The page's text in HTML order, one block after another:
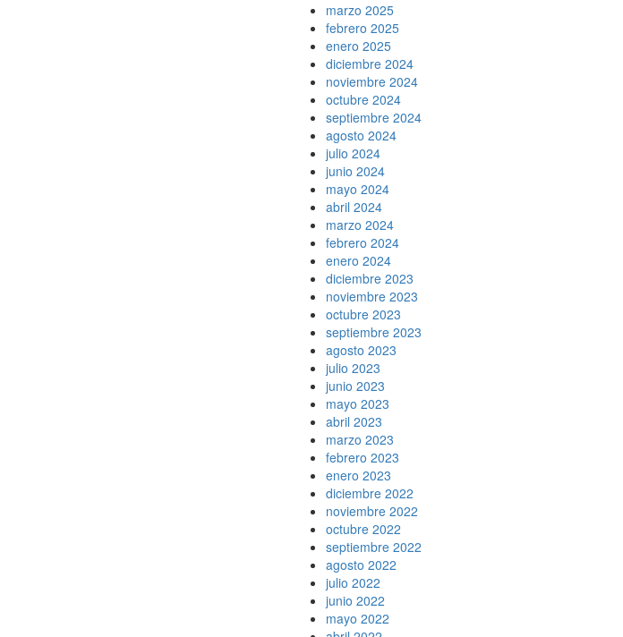
marzo 2025
febrero 2025
enero 2025
diciembre 2024
noviembre 2024
octubre 2024
septiembre 2024
agosto 2024
julio 2024
junio 2024
mayo 2024
abril 2024
marzo 2024
febrero 2024
enero 2024
diciembre 2023
noviembre 2023
octubre 2023
septiembre 2023
agosto 2023
julio 2023
junio 2023
mayo 2023
abril 2023
marzo 2023
febrero 2023
enero 2023
diciembre 2022
noviembre 2022
octubre 2022
septiembre 2022
agosto 2022
julio 2022
junio 2022
mayo 2022